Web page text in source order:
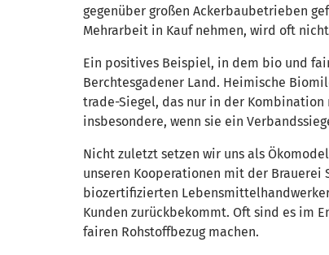
gegenüber großen Ackerbaubetrieben
Mehrarbeit in Kauf nehmen, wird oft
Ein positives Beispiel, in dem bio und
Berchtesgadener Land. Heimische
trade-Siegel, das nur in der
insbesondere, wenn sie ein
Nicht zuletzt setzen wir uns als
unseren Kooperationen mit der
biozertifizierten
Kunden zurückbekommt. Oft sind es im
fairen Rohstoffbezug machen.